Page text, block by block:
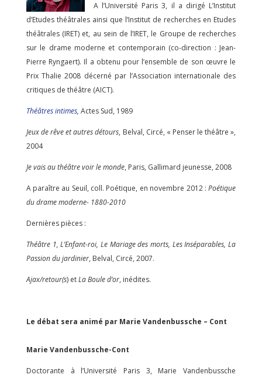
A l’Université Paris 3, il a dirigé L’Institut
d’Etudes théâtrales ainsi que l’Institut de recherches en Etudes
théâtrales (IRET) et, au sein de l’IRET, le Groupe de recherches
sur le drame moderne et contemporain (co-direction : Jean-
Pierre Ryngaert). Il a obtenu pour l’ensemble de son œuvre le
Prix Thalie 2008 décerné par l’Association internationale des
critiques de théâtre (AICT).
Théâtres intimes, Actes Sud, 1989
Jeux de rêve et autres détours, Belval, Circé, « Penser le théâtre »,
2004
Je vais au théâtre voir le monde, Paris, Gallimard jeunesse, 2008
A paraître au Seuil, coll. Poétique, en novembre 2012 : Poétique
du drame moderne- 1880-2010
Dernières pièces :
Théâtre 1, L’Enfant-roi, Le Mariage des morts, Les Inséparables, La
Passion du jardinier, Belval, Circé, 2007.
Ajax/retour(s) etLa Boule d’or, inédites.
Le débat sera animé par Marie Vandenbussche – Cont
Marie Vandenbussche-Cont
Doctorante à l’Université Paris 3, Marie Vandenbussche